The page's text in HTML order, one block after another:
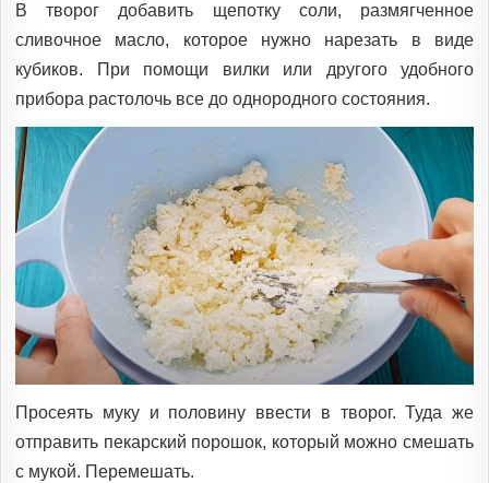
В творог добавить щепотку соли, размягченное
сливочное масло, которое нужно нарезать в виде
кубиков. При помощи вилки или другого удобного
прибора растолочь все до однородного состояния.
Просеять муку и половину ввести в творог. Туда же
отправить пекарский порошок, который можно смешать
с мукой. Перемешать.